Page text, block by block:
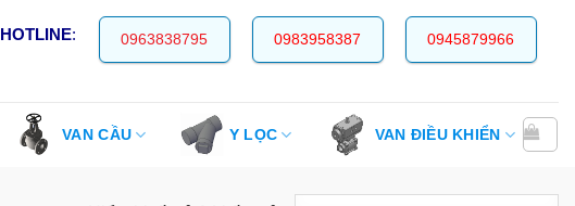
HOTLINE: 0963838795 0983958387 0945879966
VAN CẦU Y LỌC VAN ĐIỀU KHIỂN